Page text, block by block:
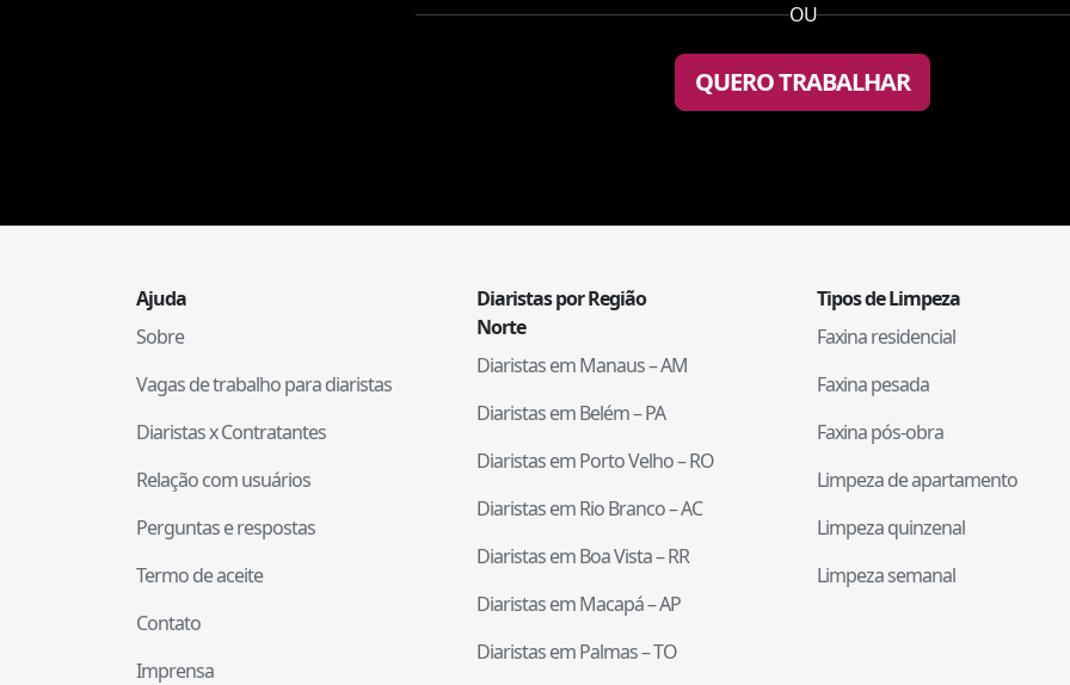
OU
QUERO TRABALHAR
Ajuda
Sobre
Vagas de trabalho para diaristas
Diaristas x Contratantes
Relação com usuários
Perguntas e respostas
Termo de aceite
Contato
Imprensa
Diaristas por Região
Norte
Diaristas emManaus–AM
Diaristas emBelém–PA
Diaristas emPorto Velho–RO
Diaristas emRio Branco–AC
Diaristas emBoa Vista–RR
Diaristas emMacapá–AP
Diaristas emPalmas–TO
Tipos de Limpeza
Faxina residencial
Faxina pesada
Faxina pós-obra
Limpeza de apartamento
Limpeza quinzenal
Limpeza semanal